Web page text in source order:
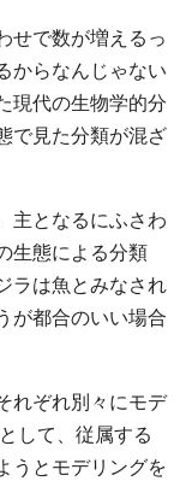
せで数が増えるっ
からなんじゃない
現代の生物学的分
で見た分類が混ざ
主となるにふさわ
生態による分類
ラは魚とみなされ
が都合のいい場合
れぞれ別々にモデ
して、従属する
うとモデリングを